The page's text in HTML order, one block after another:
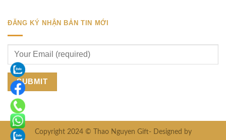
ĐĂNG KÝ NHẬN BẢN TIN MỚI
Copyright 2024 © Thao Nguyen Gift- Designed by